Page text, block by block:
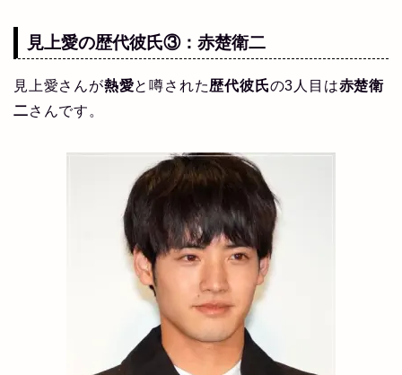
見上愛の歴代彼氏③： 赤楚衛二
見上愛さんが熱愛と噂された歴代彼氏の3人目は赤楚衛
二さんです。